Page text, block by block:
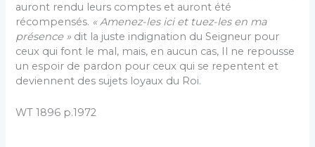
auront rendu leurs comptes et auront été
récompensés. « Amenez-les ici et tuez-les en ma
présence » dit la juste indignation du Seigneur pour
ceux qui font le mal, mais, en aucun cas, Il ne repousse
un espoir de pardon pour ceux qui se repentent et
deviennent des sujets loyaux du Roi.
WT 1896 p.1972